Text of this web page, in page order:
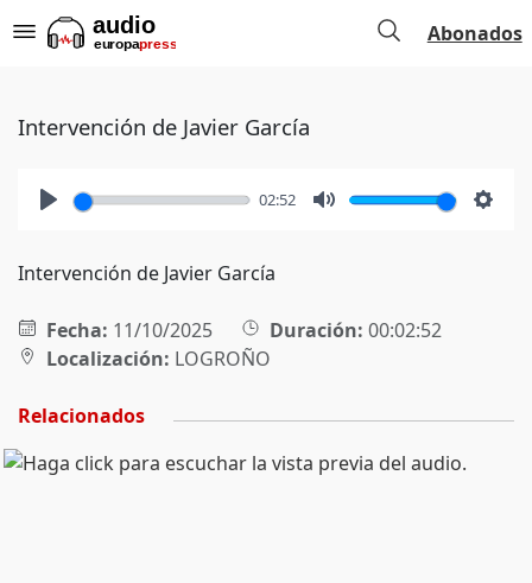
Abonados
Intervención de Javier García
02:52
Intervención de Javier García
Fecha: 11/10/2025 Duración: 00:02:52
Localización: LOGROÑO
Relacionados